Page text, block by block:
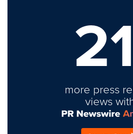
21
more press
views